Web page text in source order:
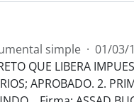
simple · 01/03/
QUE LIBERA
APROBADO. 2.